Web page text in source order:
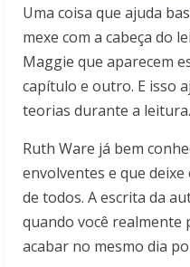
Uma coisa que ajuda
mexe com a cabeça do
Maggie que aparecem
capítulo e outro. E isso
teorias durante a leitura.
Ruth Ware já bem
envolventes e que
de todos. A escrita da
quando você
acabar no mesmo dia